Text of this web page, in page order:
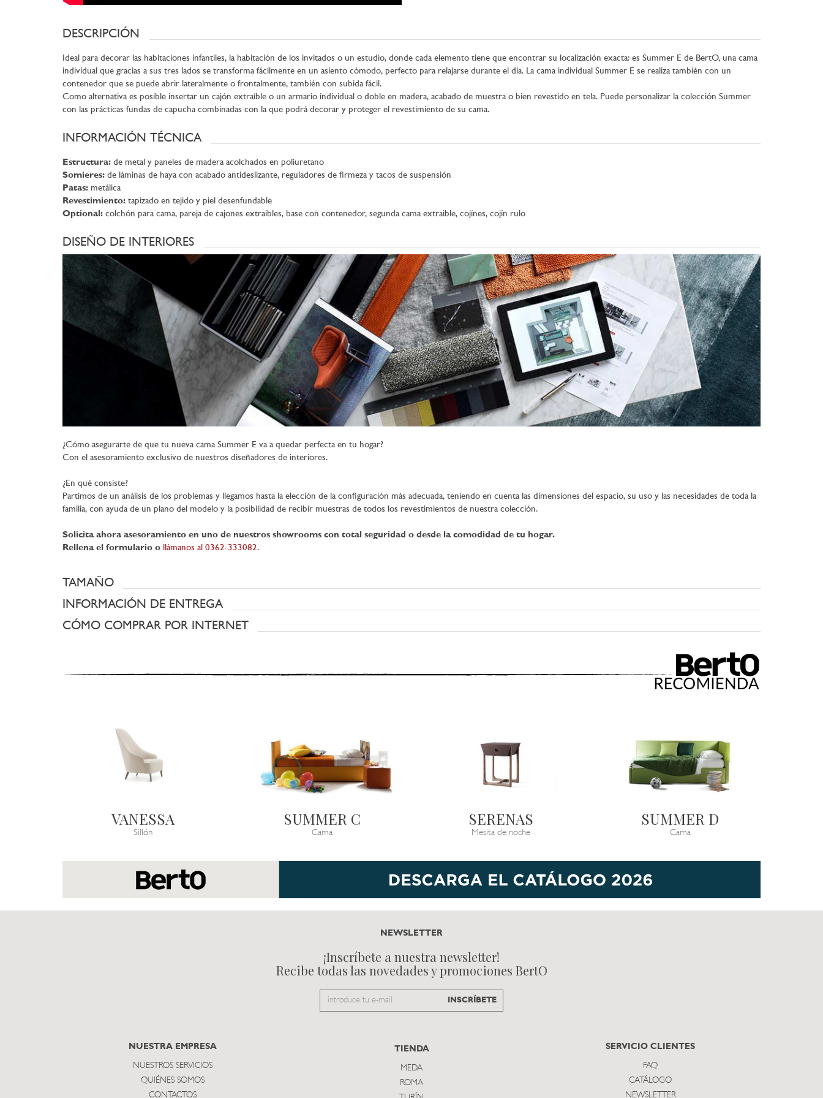
DESCRIPCIÓN
Ideal para decorar las habitaciones infantiles, la habitación de los invitados o un estudio, donde cada elemento tiene que encontrar su localización exacta: es Summer E de BertO, una cama
individual que gracias a sus tres lados se transforma fácilmente en un asiento cómodo, perfecto para relajarse durante el día. La cama individual Summer E se realiza también con un
contenedor que se puede abrir lateralmente o frontalmente, también con subida fácil.
Como alternativa es posible insertar un cajón extraíble o un armario individual o doble en madera, acabado de muestra o bien revestido en tela. Puede personalizar la colección Summer
con las prácticas fundas de capucha combinadas con la que podrá decorar y proteger el revestimiento de su cama.
INFORMACIÓN TÉCNICA
Estructura: de metal y paneles de madera acolchados en poliuretano
Somieres: de láminas de haya con acabado antideslizante, reguladores de firmeza y tacos de suspensión
Patas: metálica
Revestimiento: tapizado en tejido y piel desenfundable
Optional: colchón para cama, pareja de cajones extraibles, base con contenedor, segunda cama extraible, cojínes, cojín rulo
DISEÑO DE INTERIORES
¿Cómo asegurarte de que tu nueva cama Summer E va a quedar perfecta en tu hogar?
Con el asesoramiento exclusivo de nuestros diseñadores de interiores.
¿En qué consiste?
Partimos de un análisis de los problemas y llegamos hasta la elección de la configuración más adecuada, teniendo en cuenta las dimensiones del espacio, su uso y las necesidades de toda la
familia, con ayuda de un plano del modelo y la posibilidad de recibir muestras de todos los revestimientos de nuestra colección.
Solicita ahora asesoramiento en uno de nuestros showrooms con total seguridad o desde la comodidad de tu hogar.
Rellena el formulario o llámanos al 0362-333082.
TAMAÑO
INFORMACIÓN DE ENTREGA
CÓMO COMPRAR POR INTERNET
VANESSA
Sillón
SUMMER C
Cama
SERENAS
Mesita de noche
SUMMER D
Cama
NEWSLETTER
¡Inscríbete a nuestra newsletter!
Recibe todas las novedades y promociones BertO
Email
INSCRÍBETE
NUESTRA EMPRESA
NUESTROS SERVICIOS
QUIÉNES SOMOS
CONTACTOS
TIENDA
MEDA
ROMA
SERVICIO CLIENTES
FAQ
CATÁLOGO
NEWSLETTER